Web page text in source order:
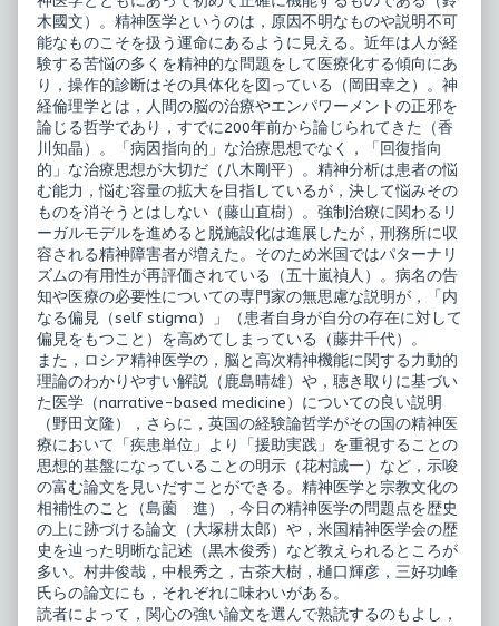
木國文）。精神医学というのは，原因不明なものや説明不可
能なものこそを扱う運命にあるように見える。近年は人が経
験する苦悩の多くを精神的な問題をして医療化する傾向にあ
り，操作的診断はその具体化を図っている（岡田幸之）。神
経倫理学とは，人間の脳の治療やエンパワーメントの正邪を
論じる哲学であり，すでに200年前から論じられてきた（香
川知晶）。「病因指向的」な治療思想でなく，「回復指向
的」な治療思想が大切だ（八木剛平）。精神分析は患者の悩
む能力，悩む容量の拡大を目指しているが，決して悩みその
ものを消そうとはしない（藤山直樹）。強制治療に関わるリ
ーガルモデルを進めると脱施設化は進展したが，刑務所に収
容される精神障害者が増えた。そのため米国ではパターナリ
ズムの有用性が再評価されている（五十嵐禎人）。病名の告
知や医療の必要性についての専門家の無思慮な説明が，「内
なる偏見（self stigma）」（患者自身が自分の存在に対して
偏見をもつこと）を高めてしまっている（藤井千代）。
また，ロシア精神医学の，脳と高次精神機能に関する力動的
理論のわかりやすい解説（鹿島晴雄）や，聴き取りに基づい
た医学（narrative-based medicine）についての良い説明
（野田文隆），さらに，英国の経験論哲学がその国の精神医
療において「疾患単位」より「援助実践」を重視することの
思想的基盤になっていることの明示（花村誠一）など，示唆
の富む論文を見いだすことができる。精神医学と宗教文化の
相補性のこと（島薗 進），今日の精神医学の問題点を歴史
の上に跡づける論文（大塚耕太郎）や，米国精神医学会の歴
史を辿った明晰な記述（黒木俊秀）など教えられるところが
多い。村井俊哉，中根秀之，古茶大樹，樋口輝彦，三好功峰
氏らの論文にも，それぞれに味わいがある。
読者によって，関心の強い論文を選んで熟読するのもよし，